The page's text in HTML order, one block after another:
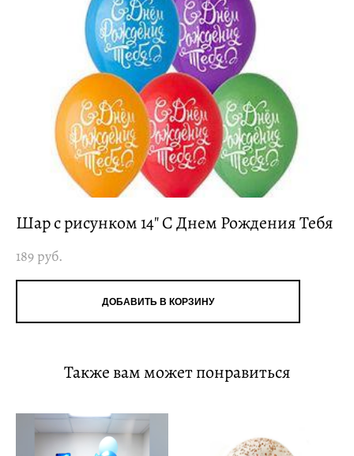
Шар с рисунком 14" С Днем Рождения Тебя
189 pуб.
ДОБАВИТЬ В КОРЗИНУ
Также вам может понравиться